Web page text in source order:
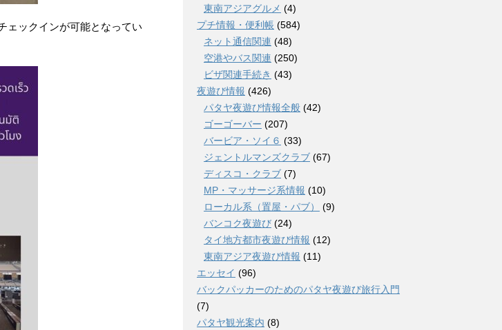
ェックインが可能となってい
東南アジアグルメ (4)
プチ情報・便利帳 (584)
ネット通信関連 (48)
空港やバス関連 (250)
ビザ関連手続き (43)
夜遊び情報 (426)
パタヤ夜遊び情報全般 (42)
ゴーゴーバー (207)
バービア・ソイ６ (33)
ジェントルマンズクラブ (67)
ディスコ・クラブ (7)
MP・マッサージ系情報 (10)
ローカル系（置屋・パブ）
(9)
バンコク夜遊び (24)
タイ地方都市夜遊び情報 (12)
東南アジア夜遊び情報 (11)
エッセイ (96)
バックパッカーのためのパタヤ夜遊び旅行入門
(7)
パタヤ観光案内 (8)